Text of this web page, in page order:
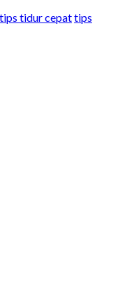
tips tidur cepattips